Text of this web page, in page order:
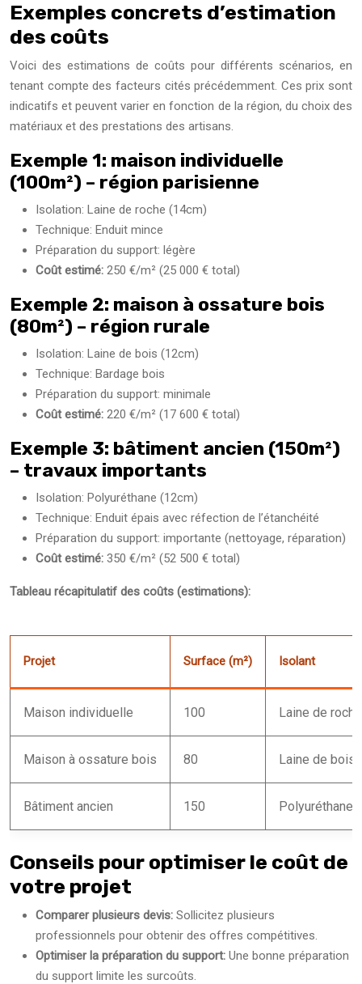
Exemples concrets d’estimation
des coûts
Voici des estimations de coûts pour différents scénarios, en
tenant compte des facteurs cités précédemment. Ces prix sont
indicatifs et peuvent varier en fonction de la région, du choix des
matériaux et des prestations des artisans.
Exemple 1: maison individuelle
(100m²) – région parisienne
Isolation: Laine de roche (14cm)
Technique: Enduit mince
Préparation du support: légère
Coût estimé: 250 €/m² (25 000 € total)
Exemple 2: maison à ossature bois
(80m²) – région rurale
Isolation: Laine de bois (12cm)
Technique: Bardage bois
Préparation du support: minimale
Coût estimé: 220 €/m² (17 600 € total)
Exemple 3: bâtiment ancien (150m²)
– travaux importants
Isolation: Polyuréthane (12cm)
Technique: Enduit épais avec réfection de l’étanchéité
Préparation du support: importante (nettoyage, réparation)
Coût estimé: 350 €/m² (52 500 € total)
Tableau récapitulatif des coûts (estimations):
Projet Surface (m²) Isolant
Maison individuelle 100 Laine de
Maison à ossature bois 80 Laine de bois
Bâtiment ancien 150 Polyuréthane
Conseils pour optimiser le coût de
votre projet
Comparer plusieurs devis: Sollicitez plusieurs
professionnels pour obtenir des offres compétitives.
Optimiser la préparation du support: Une bonne préparation
du support limite les surcoûts.